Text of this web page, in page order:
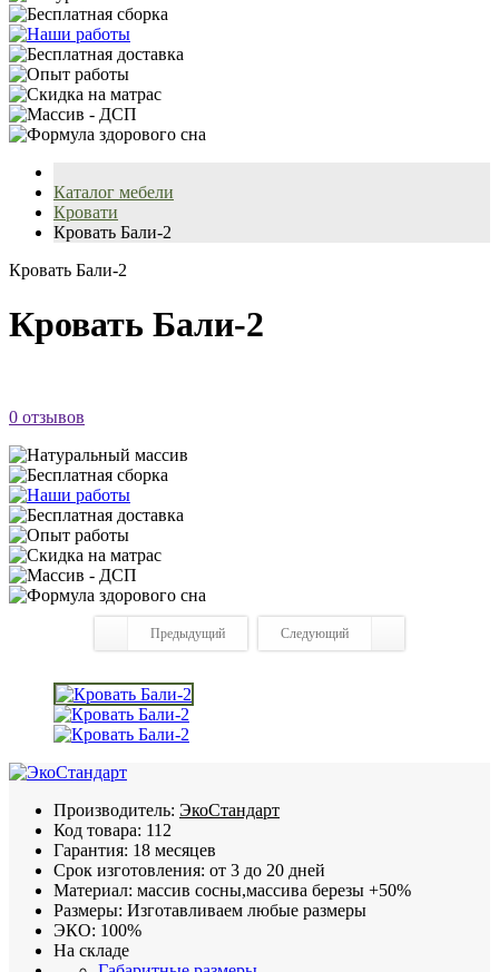
Каталог мебели
Кровати
Кровать Бали-2
Кровать Бали-2
Кровать Бали-2
0 отзывов
Предыдущий Следующий
Производитель: ЭкоСтандарт
Код товара: 112
Гарантия: 18 месяцев
Срок изготовления: от 3 до 20 дней
Материал: массив сосны,массива березы +50%
Размеры: Изготавливаем любые размеры
ЭКО: 100%
На складе